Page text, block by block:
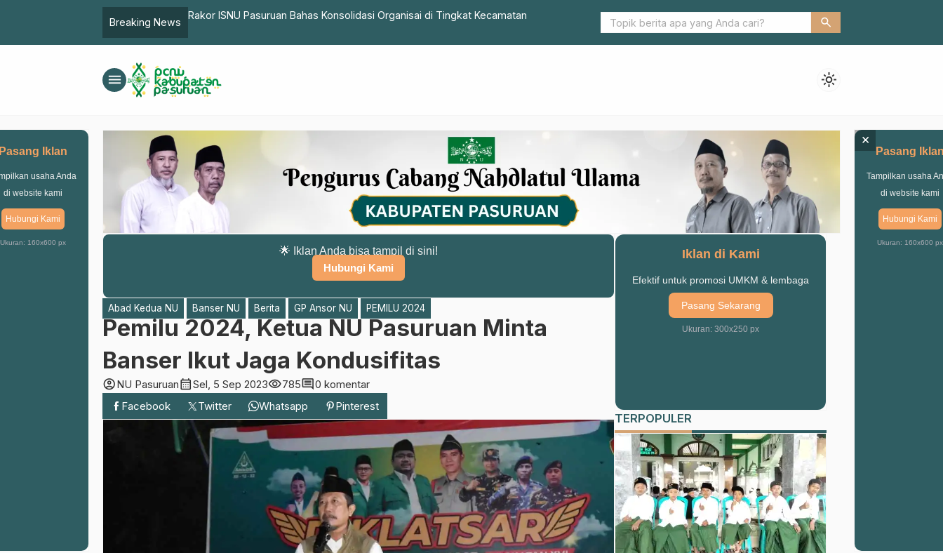
Breaking News
Rakor ISNU Pasuruan Bahas Konsolidasi Organisai di Tingkat Kecamatan GP Ansor Desa Tebas Berqurban, 200 Paket Daging Dibagikan
search
menu light_mode
🌟 Iklan Anda bisa tampil di sini!
Hubungi Kami
Abad Kedua NU Banser NU Berita GP Ansor NU PEMILU 2024
Pemilu 2024, Ketua NU Pasuruan Minta
Banser Ikut Jaga Kondusifitas
account_circleNU Pasuruancalendar_monthSel, 5 Sep 2023visibility785comment0 komentar
Facebook
Twitter Whatsapp Pinterest
Iklan di Kami
Efektif untuk promosi UMKM & lembaga
Pasang Sekarang
Ukuran: 300x250 px
TERPOPULER
Iklan
usaha Anda
di website kami
Hubungi Kami
Ukuran: 160x600 px
Pasang
Tampilkan usaha
di website kami
Hubungi Kami
Ukuran: 160x600 px
×